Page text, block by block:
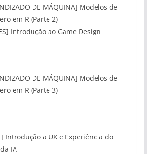
DE MÁQUINA] Modelos de
em R (Parte 2)
Introdução ao Game Design
DE MÁQUINA] Modelos de
em R (Parte 3)
Introdução a UX e Experiência do
IA